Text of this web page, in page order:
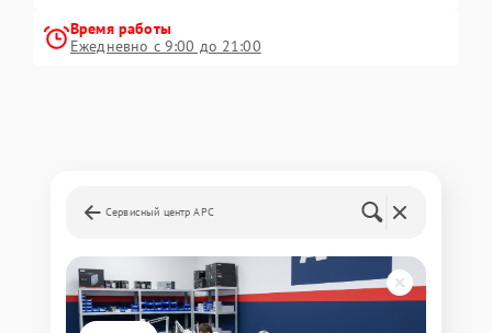
Время работы
Ежедневно с 9:00 до 21:00
Сервисный центр APC